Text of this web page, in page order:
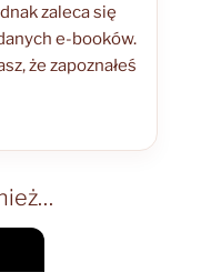
zaleca się
e-booków.
że zapoznałeś